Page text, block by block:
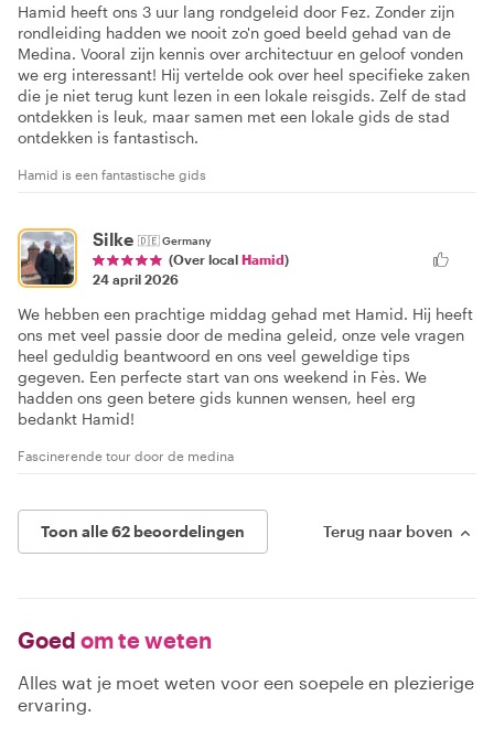
Hamid heeft ons 3 uur lang rondgeleid door Fez. Zonder zijn
rondleiding hadden we nooit zo'n goed beeld gehad van de
Medina. Vooral zijn kennis over architectuur en geloof vonden
we erg interessant! Hij vertelde ook over heel specifieke zaken
die je niet terug kunt lezen in een lokale reisgids. Zelf de stad
ontdekken is leuk, maar samen met een lokale gids de stad
ontdekken is fantastisch.
Hamid is een fantastische gids
Silke 🇩🇪Germany
(Over local Hamid)
24 april 2026
We hebben een prachtige middag gehad met Hamid. Hij heeft
ons met veel passie door de medina geleid, onze vele vragen
heel geduldig beantwoord en ons veel geweldige tips
gegeven. Een perfecte start van ons weekend in Fès. We
hadden ons geen betere gids kunnen wensen, heel erg
bedankt Hamid!
Fascinerende tour door de medina
Toon alle 62 beoordelingen Terug naar boven
Goed om te weten
Alles wat je moet weten voor een soepele en plezierige
ervaring.